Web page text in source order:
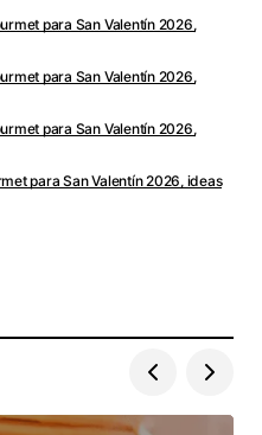
para San Valentín 2026,
para San Valentín 2026,
para San Valentín 2026,
para San Valentín 2026, ideas